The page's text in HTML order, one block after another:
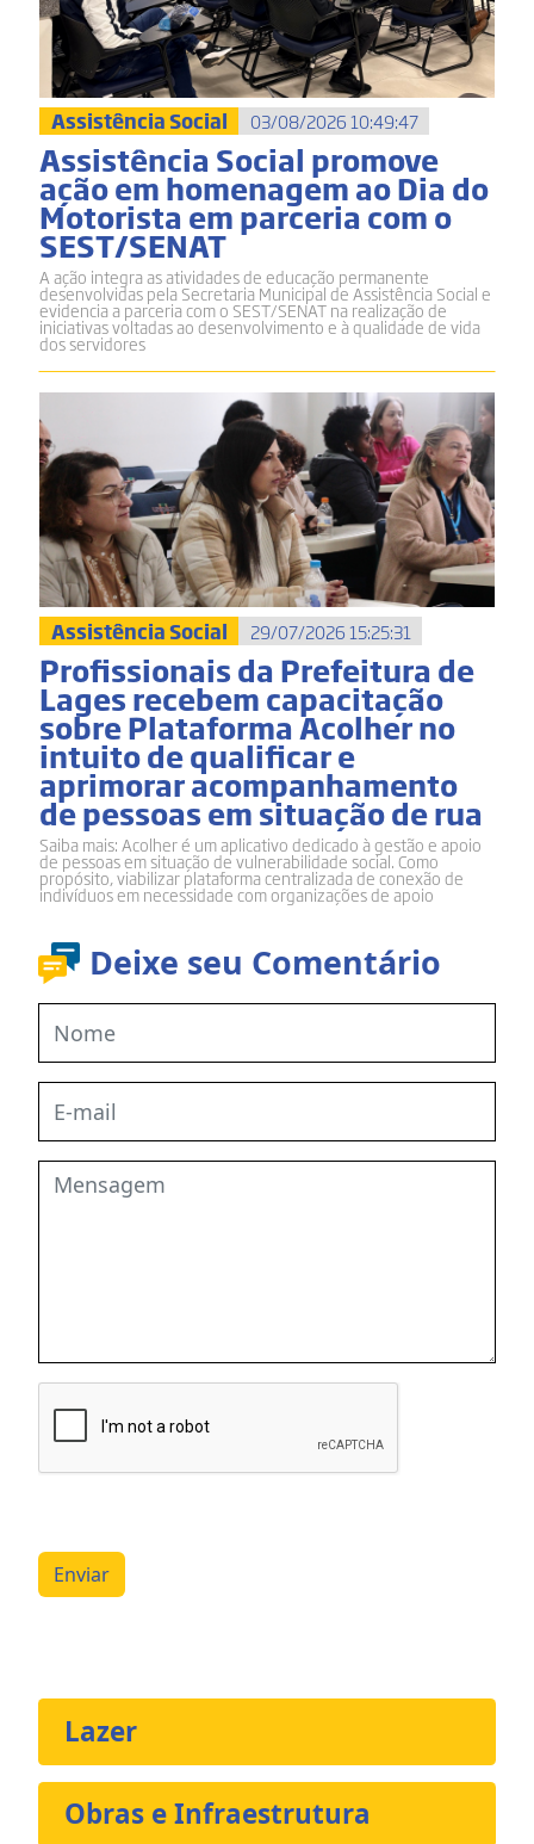
Deixe seu Comentário
Enviar
Assistência Social 03/08/2026 10:49:47
Assistência Social promove
ação em homenagem ao Dia do
Motorista em parceria com o
SEST/SENAT
A ação integra as atividades de educação permanente
desenvolvidas pela Secretaria Municipal de Assistência Social e
evidencia a parceria com o SEST/SENAT na realização de
iniciativas voltadas ao desenvolvimento e à qualidade de vida
dos servidores
Assistência Social 29/07/2026 15:25:31
Profissionais da Prefeitura de
Lages recebem capacitação
sobre Plataforma Acolher no
intuito de qualificar e
aprimorar acompanhamento
de pessoas em situação de rua
Saiba mais: Acolher é um aplicativo dedicado à gestão e apoio
de pessoas em situação de vulnerabilidade social. Como
propósito, viabilizar plataforma centralizada de conexão de
indivíduos em necessidade com organizações de apoio
Lazer
Obras e Infraestrutura